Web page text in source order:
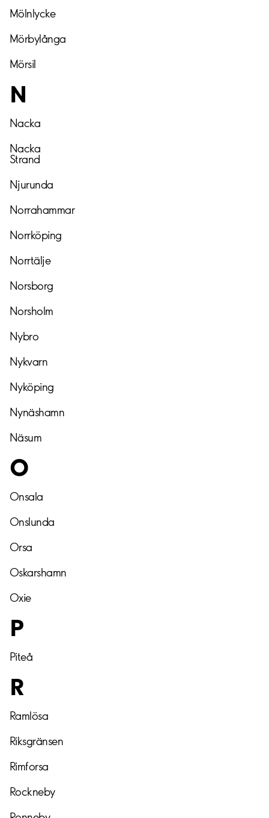
Mölnlycke
Mörbylånga
Mörsil
N
Nacka
Nacka
Strand
Njurunda
Norrahammar
Norrköping
Norrtälje
Norsborg
Norsholm
Nybro
Nykvarn
Nyköping
Nynäshamn
Näsum
O
Onsala
Onslunda
Orsa
Oskarshamn
Oxie
P
Piteå
R
Ramlösa
Riksgränsen
Rimforsa
Rockneby